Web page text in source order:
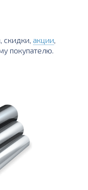
скидки, акции,
покупателю.